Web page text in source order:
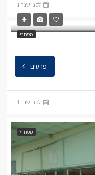
לפני שנה 1
מסחרי
פרטים
לפני שנה 1
מסחרי